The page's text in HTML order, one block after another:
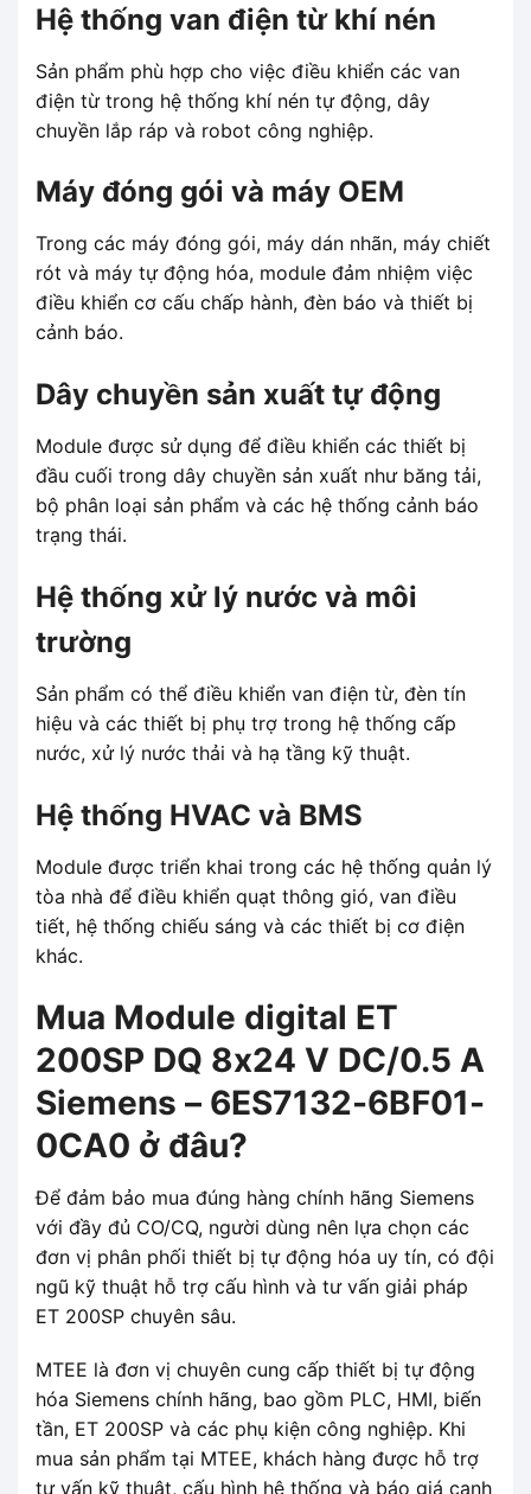
Hệ thống van điện từ khí nén
Sản phẩm phù hợp cho việc điều khiển các van
điện từ trong hệ thống khí nén tự động, dây
chuyền lắp ráp và robot công nghiệp.
Máy đóng gói và máy OEM
Trong các máy đóng gói, máy dán nhãn, máy chiết
rót và máy tự động hóa, module đảm nhiệm việc
điều khiển cơ cấu chấp hành, đèn báo và thiết bị
cảnh báo.
Dây chuyền sản xuất tự động
Module được sử dụng để điều khiển các thiết bị
đầu cuối trong dây chuyền sản xuất như băng tải,
bộ phân loại sản phẩm và các hệ thống cảnh báo
trạng thái.
Hệ thống xử lý nước và môi
trường
Sản phẩm có thể điều khiển van điện từ, đèn tín
hiệu và các thiết bị phụ trợ trong hệ thống cấp
nước, xử lý nước thải và hạ tầng kỹ thuật.
Hệ thống HVAC và BMS
Module được triển khai trong các hệ thống quản lý
tòa nhà để điều khiển quạt thông gió, van điều
tiết, hệ thống chiếu sáng và các thiết bị cơ điện
khác.
Mua Module digital ET
200SP DQ 8x24 V DC/0.5 A
Siemens – 6ES7132-6BF01-
0CA0 ở đâu?
Để đảm bảo mua đúng hàng chính hãng Siemens
với đầy đủ CO/CQ, người dùng nên lựa chọn các
đơn vị phân phối thiết bị tự động hóa uy tín, có đội
ngũ kỹ thuật hỗ trợ cấu hình và tư vấn giải pháp
ET 200SP chuyên sâu.
MTEE là đơn vị chuyên cung cấp thiết bị tự động
hóa Siemens chính hãng, bao gồm PLC, HMI, biến
tần, ET 200SP và các phụ kiện công nghiệp. Khi
mua sản phẩm tại MTEE, khách hàng được hỗ trợ
tư vấn kỹ thuật, cấu hình hệ thống và báo giá cạnh